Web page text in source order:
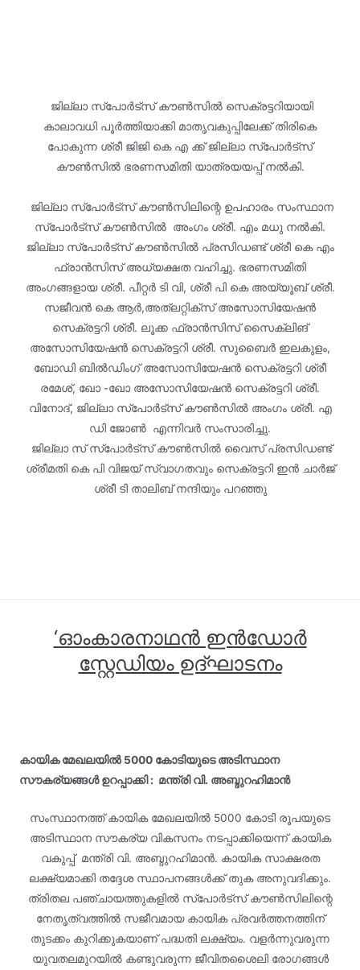
ജില്ലാ സ്പോർട്സ് കൗൺസിൽ സെക്രട്ടറിയായി
കാലാവധി പൂർത്തിയാക്കി മാതൃവകുപ്പിലേക്ക് തിരികെ
പോകുന്ന ശ്രീ ജിജി കെ എ ക്ക് ജില്ലാ സ്പോർട്സ്
കൗൺസിൽ ഭരണസമിതി യാത്രയയപ്പ് നൽകി.
ജില്ലാ സ്പോർട്സ് കൗൺസിലിന്റെ ഉപഹാരം സംസ്ഥാന
സ്പോർട്സ് കൗൺസിൽ അംഗം ശ്രീ. എം മധു നൽകി.
ജില്ലാ സ്പോർട്സ് കൗൺസിൽ പ്രസിഡണ്ട് ശ്രീ കെ എം
ഫ്രാൻസിസ് അധ്യക്ഷത വഹിച്ചു. ഭരണസമിതി
അംഗങ്ങളായ ശ്രീ. പീറ്റർ ടി വി, ശ്രീ പി കെ അയ്യൂബ് ശ്രീ.
സജീവൻ കെ ആർ,അത്ലറ്റിക്സ് അസോസിയേഷൻ
സെക്രട്ടറി ശ്രീ. ലൂക്ക ഫ്രാൻസിസ് സൈക്ലിങ്
അസോസിയേഷൻ സെക്രട്ടറി ശ്രീ. സുബൈർ ഇലകുളം,
ബോഡി ബിൽഡിംഗ് അസോസിയേഷൻ സെക്രട്ടറി ശ്രീ
രമേശ്, ഖോ -ഖോ അസോസിയേഷൻ സെക്രട്ടറി ശ്രീ.
വിനോദ്, ജില്ലാ സ്പോർട്സ് കൗൺസിൽ അംഗം ശ്രീ. എ
ഡി ജോൺ എന്നിവർ സംസാരിച്ചു.
ജില്ലാ സ് സ്പോർട്സ് കൗൺസിൽ വൈസ് പ്രസിഡണ്ട്
ശ്രീമതി കെ പി വിജയ് സ്വാഗതവും സെക്രട്ടറി ഇന്‍ ചാര്‍ജ്
ശ്രീ ടി താലിബ് നന്ദിയും പറഞ്ഞു
‘ഓംകാരനാഥൻ ഇൻഡോർ
സ്റ്റേഡിയം ഉദ്ഘാടനം
കായിക മേഖലയില്‍ 5000 കോടിയുടെ അടിസ്ഥാന
സൗകര്യങ്ങള്‍ ഉറപ്പാക്കി : മന്ത്രി വി. അബ്ദുറഹിമാന്‍
സംസ്ഥാനത്ത് കായിക മേഖലയില്‍ 5000 കോടി രൂപയുടെ
അടിസ്ഥാന സൗകര്യ വികസനം നടപ്പാക്കിയെന്ന് കായിക
വകുപ്പ് മന്ത്രി വി. അബ്ദുറഹിമാന്‍. കായിക സാക്ഷരത
ലക്ഷ്യമാക്കി തദ്ദേശ സ്ഥാപനങ്ങള്‍ക്ക് തുക അനുവദിക്കും.
ത്രിതല പഞ്ചായത്തുകളില്‍ സ്‌പോര്‍ട്‌സ് കൗണ്‍സിലിന്റെ
നേതൃത്വത്തില്‍ സജീവമായ കായിക പ്രവര്‍ത്തനത്തിന്
തുടക്കം കുറിക്കുകയാണ് പദ്ധതി ലക്ഷ്യം. വളര്‍ന്നുവരുന്ന
യുവതലമുറയില്‍ കണ്ടുവരുന്ന ജീവിതശൈലി രോഗങ്ങള്‍